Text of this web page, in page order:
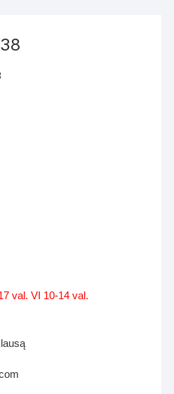
val. VI 10-14 val.